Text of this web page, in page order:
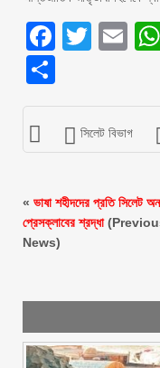
সিলেট বিভাগ
« ভাষা শহীদদের প্রতি সিলেট
প্রেসক্লাবের শ্রদ্ধা
News)